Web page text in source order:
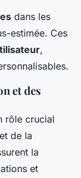
dans les
estimée. Ces
,
et des
rôle crucial
de la
la
et